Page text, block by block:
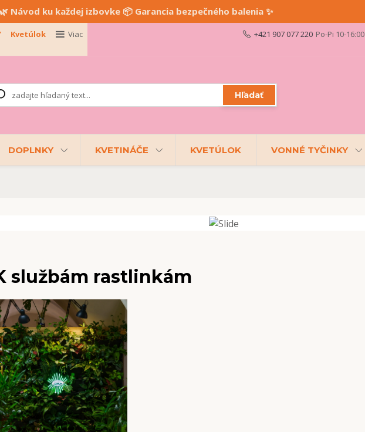
🌿 Návod ku každej izbovke 📦 Garancia bezpečného balenia ✨
Kvetúlok Viac
Hľadať
+421 907 077 220 Po-Pi 10-16:00
DOPLNKY KVETINÁČE KVETÚLOK VONNÉ TYČINKY
službám rastlinkám